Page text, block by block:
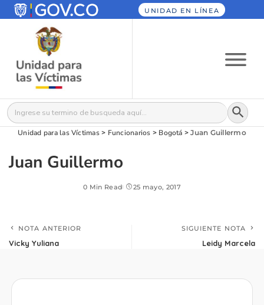
UNIDAD EN LÍNEA
Buscar: Botón
Unidad para las Víctimas> Funcionarios > Bogotá >Juan Guillermo
Juan Guillermo
0 Min Read 25 mayo, 2017
NOTA ANTERIOR
Vicky Yuliana
SIGUIENTE NOTA
Leidy Marcela